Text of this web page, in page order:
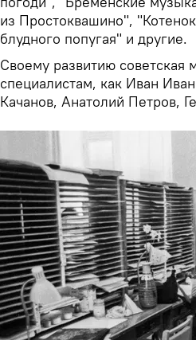
из Простоквашино",
блудного попугая" и другие.
Своему развитию советская
специалистам, как Иван
Качанов, Анатолий Петров,